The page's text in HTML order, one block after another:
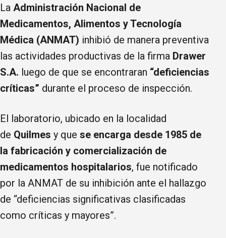
La Administración Nacional de
Medicamentos, Alimentos y Tecnología
Médica (ANMAT) inhibió de manera preventiva
las actividades productivas de la firma Drawer
S.A. luego de que se encontraran “deficiencias
críticas” durante el proceso de inspección.
El laboratorio, ubicado en la localidad
de Quilmes y que se encarga desde 1985 de
la fabricación y comercialización de
medicamentos hospitalarios, fue notificado
por la ANMAT de su inhibición ante el hallazgo
de “deficiencias significativas clasificadas
como críticas y mayores”.